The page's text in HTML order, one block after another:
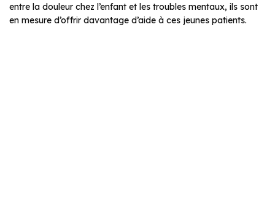
entre la douleur chez l’enfant et les troubles mentaux, ils sont
en mesure d’offrir davantage d’aide à ces jeunes patients.